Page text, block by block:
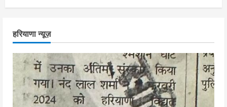
निर्धारित मानक व नियम का बारीकी से किया
जाएगा परीक्षण, तब कार्रवाई
हरियाणा न्यूज़